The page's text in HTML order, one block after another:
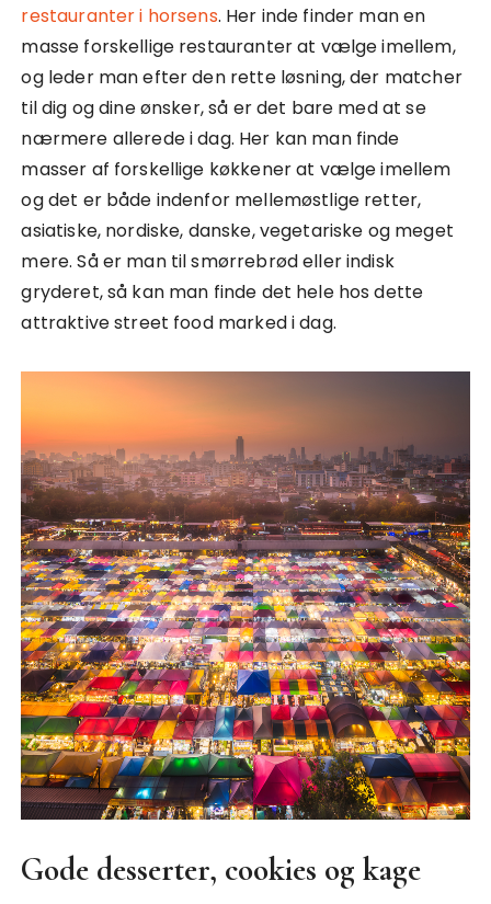
restauranter i horsens. Her inde finder man en
masse forskellige restauranter at vælge imellem,
og leder man efter den rette løsning, der matcher
til dig og dine ønsker, så er det bare med at se
nærmere allerede i dag. Her kan man finde
masser af forskellige køkkener at vælge imellem
og det er både indenfor mellemøstlige retter,
asiatiske, nordiske, danske, vegetariske og meget
mere. Så er man til smørrebrød eller indisk
gryderet, så kan man finde det hele hos dette
attraktive street food marked i dag.
Gode desserter, cookies og kage